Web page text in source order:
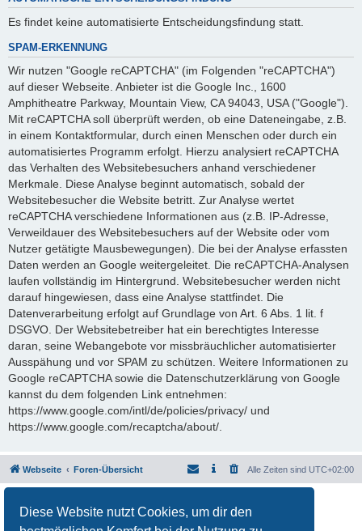
Diese Website nutzt Cookies, um dir den
Es findet keine automatisierte Entscheidungsfindung statt.
SPAM-ERKENNUNG
Wir nutzen "Google reCAPTCHA" (im Folgenden "reCAPTCHA")
auf dieser Webseite. Anbieter ist die Google Inc., 1600
Amphitheatre Parkway, Mountain View, CA 94043, USA ("Google").
Mit reCAPTCHA soll überprüft werden, ob eine Dateneingabe, z.B.
in einem Kontaktformular, durch einen Menschen oder durch ein
automatisiertes Programm erfolgt. Hierzu analysiert reCAPTCHA
das Verhalten des Websitebesuchers anhand verschiedener
Merkmale. Diese Analyse beginnt automatisch, sobald der
Websitebesucher die Website betritt. Zur Analyse wertet
reCAPTCHA verschiedene Informationen aus (z.B. IP-Adresse,
Verweildauer des Websitebesuchers auf der Website oder vom
Nutzer getätigte Mausbewegungen). Die bei der Analyse erfassten
Daten werden an Google weitergeleitet. Die reCAPTCHA-Analysen
laufen vollständig im Hintergrund. Websitebesucher werden nicht
darauf hingewiesen, dass eine Analyse stattfindet. Die
Datenverarbeitung erfolgt auf Grundlage von Art. 6 Abs. 1 lit. f
DSGVO. Der Websitebetreiber hat ein berechtigtes Interesse
daran, seine Webangebote vor missbräuchlicher automatisierter
Ausspähung und vor SPAM zu schützen. Weitere Informationen zu
Google reCAPTCHA sowie die Datenschutzerklärung von Google
kannst du dem folgenden Link entnehmen:
https://www.google.com/intl/de/policies/privacy/ und
https://www.google.com/recaptcha/about/.
Webseite Foren-Übersicht Alle Zeiten sind UTC+02:00
Deutsche Übersetzung durchphpBB.de
Datenschutz|Nutzungsbedingungen